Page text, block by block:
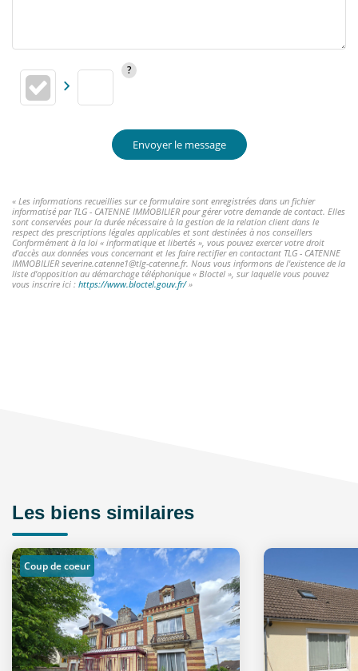
Envoyer le message
« Les informations recueillies sur ce formulaire sont enregistrées dans un fichier
informatisé par TLG - CATENNE IMMOBILIER pour gérer votre demande de contact. Elles
sont conservées pour la durée nécessaire à la gestion de la relation client dans le
respect des prescriptions légales applicables et sont destinées à nos conseillers
Conformément à la loi « informatique et libertés », vous pouvez exercer votre droit
d'accès aux données vous concernant et les faire rectifier en contactant TLG - CATENNE
IMMOBILIER severine.catenne1@tlg-catenne.fr. Nous vous informons de l'existence de la
liste d'opposition au démarchage téléphonique « Bloctel », sur laquelle vous pouvez
vous inscrire ici : https://www.bloctel.gouv.fr/»
Les biens similaires
Coup de coeur